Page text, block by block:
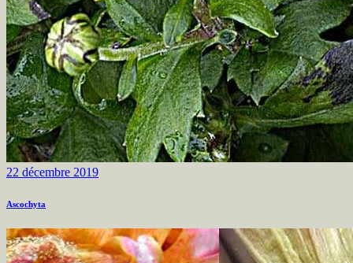
22 décembre 2019
Ascochyta